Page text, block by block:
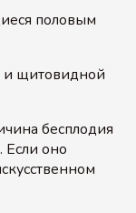
половым
и щитовидной
бесплодия
Если оно